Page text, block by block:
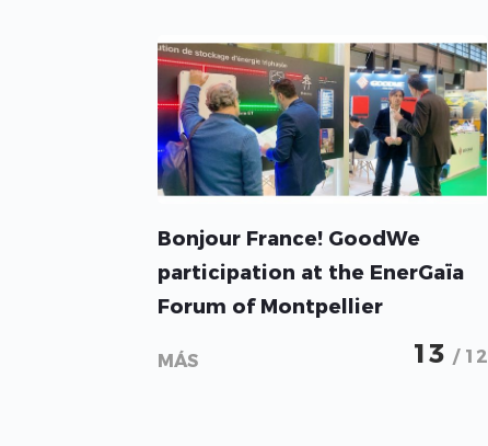
Bonjour France! GoodWe
participation at the EnerGaïa
Forum of Montpellier
MÁS 13/ 12